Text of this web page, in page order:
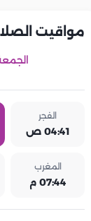
مواقيت
الجمعة 07 أغسطس,
الفجر
04:41 ص
المغرب
07:44 م